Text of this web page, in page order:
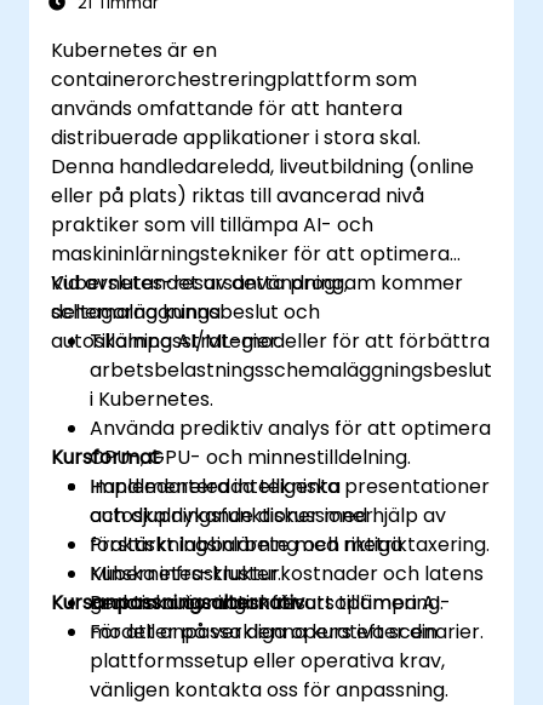
Kubernetes är en
containerorchestreringplattform som
används omfattande för att hantera
distribuerade applikationer i stora skal.
Denna handledareledd, liveutbildning (online
eller på plats) riktas till avancerad nivå
praktiker som vill tillämpa AI- och
maskininlärningstekniker för att optimera
Kubernetes-resursanvändning,
schemaläggningsbeslut och
autoskalningsstrategier.
Vid avslutandet av detta program kommer
deltagarna kunna:
Tillämpa AI/ML-modeller för att förbättra
arbetsbelastningsschemaläggningsbeslut
i Kubernetes.
Använda prediktiv analys för att optimera
CPU-, GPU- och minnestilldelning.
Implementera intelligenta
autoskalningsfunktioner med hjälp av
förstärkningsinlärning och metriktaxering.
Minska infrastrukturkostnader och latens
genom automatisk resursoptimering.
Kursformat
Handledareledda tekniska presentationer
och djupdykande diskussioner.
Praktiskt labbarbete med riktiga
Kubernetes-kluster.
Praktiska övningar för att tillämpa AI-
modeller på verkliga operativa scenarier.
Kursanpassningsalternativ
För att anpassa denna kurs efter din
plattformssetup eller operativa krav,
vänligen kontakta oss för anpassning.